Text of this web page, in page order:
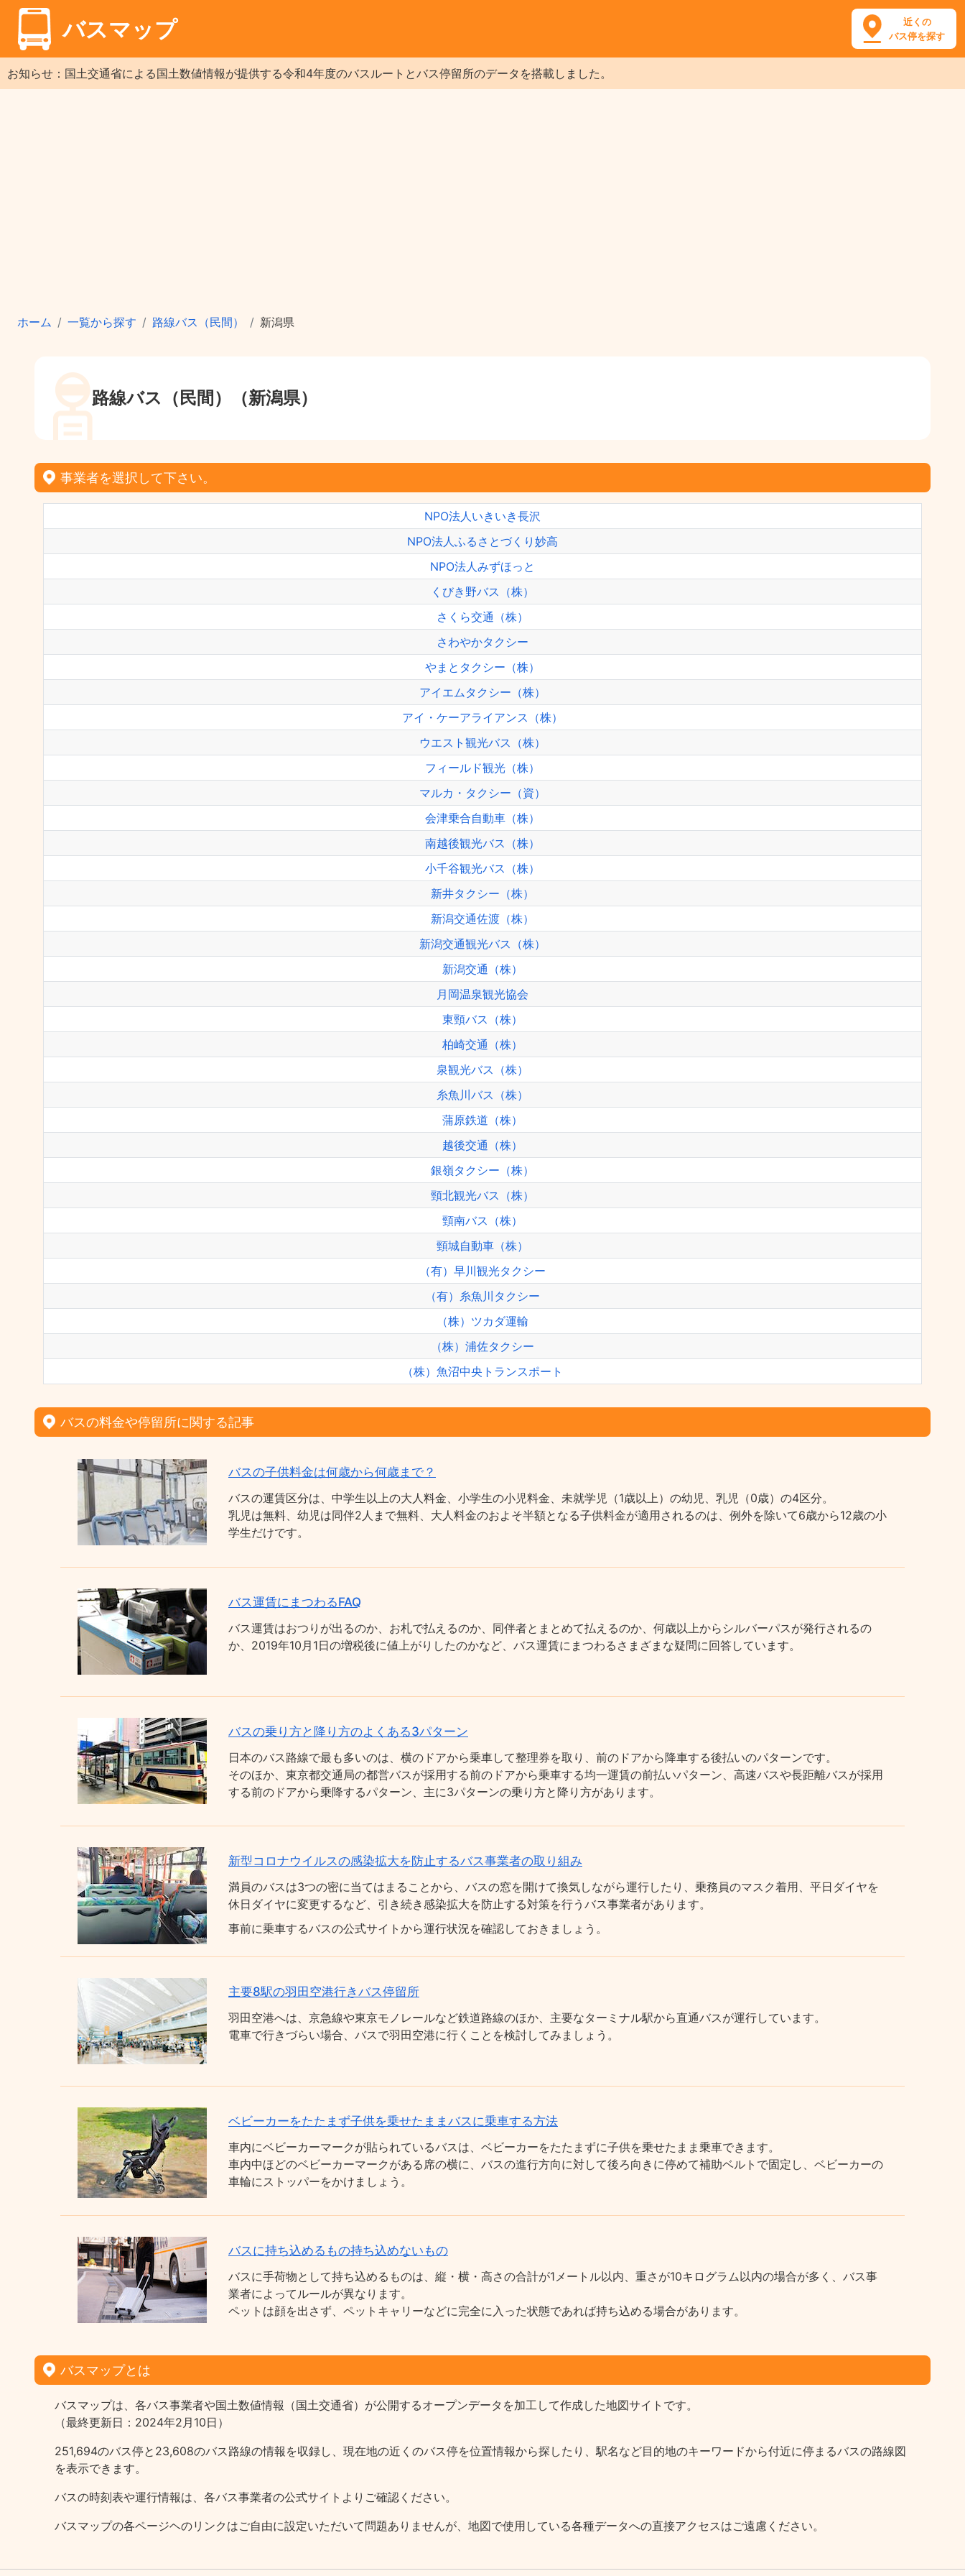
バスマップ
近くの
バス停を探す
お知らせ：国土交通省による国土数値情報が提供する令和4年度のバスルートとバス停留所のデータを搭載しました。
ホーム 一覧から探す 路線バス（民間） 新潟県
路線バス（民間）（新潟県）
事業者を選択して下さい。
NPO法人いきいき長沢
NPO法人ふるさとづくり妙高
NPO法人みずほっと
くびき野バス（株）
さくら交通（株）
さわやかタクシー
やまとタクシー（株）
アイエムタクシー（株）
アイ・ケーアライアンス（株）
ウエスト観光バス（株）
フィールド観光（株）
マルカ・タクシー（資）
会津乗合自動車（株）
南越後観光バス（株）
小千谷観光バス（株）
新井タクシー（株）
新潟交通佐渡（株）
新潟交通観光バス（株）
新潟交通（株）
月岡温泉観光協会
東頸バス（株）
柏崎交通（株）
泉観光バス（株）
糸魚川バス（株）
蒲原鉄道（株）
越後交通（株）
銀嶺タクシー（株）
頸北観光バス（株）
頸南バス（株）
頸城自動車（株）
（有）早川観光タクシー
（有）糸魚川タクシー
（株）ツカダ運輸
（株）浦佐タクシー
（株）魚沼中央トランスポート
バスの料金や停留所に関する記事
バスの子供料金は何歳から何歳まで？
バスの運賃区分は、中学生以上の大人料金、小学生の小児料金、未就学児（1歳以上）の幼児、乳児（0歳）の4区分。
乳児は無料、幼児は同伴2人まで無料、大人料金のおよそ半額となる子供料金が適用されるのは、例外を除いて6歳から12歳の小
学生だけです。
バス運賃にまつわるFAQ
バス運賃はおつりが出るのか、お札で払えるのか、同伴者とまとめて払えるのか、何歳以上からシルバーパスが発行されるの
か、2019年10月1日の増税後に値上がりしたのかなど、バス運賃にまつわるさまざまな疑問に回答しています。
バスの乗り方と降り方のよくある3パターン
日本のバス路線で最も多いのは、横のドアから乗車して整理券を取り、前のドアから降車する後払いのパターンです。
そのほか、東京都交通局の都営バスが採用する前のドアから乗車する均一運賃の前払いパターン、高速バスや長距離バスが採用
する前のドアから乗降するパターン、主に3パターンの乗り方と降り方があります。
新型コロナウイルスの感染拡大を防止するバス事業者の取り組み
満員のバスは3つの密に当てはまることから、バスの窓を開けて換気しながら運行したり、乗務員のマスク着用、平日ダイヤを
休日ダイヤに変更するなど、引き続き感染拡大を防止する対策を行うバス事業者があります。
事前に乗車するバスの公式サイトから運行状況を確認しておきましょう。
主要8駅の羽田空港行きバス停留所
羽田空港へは、京急線や東京モノレールなど鉄道路線のほか、主要なターミナル駅から直通バスが運行しています。
電車で行きづらい場合、バスで羽田空港に行くことを検討してみましょう。
ベビーカーをたたまず子供を乗せたままバスに乗車する方法
車内にベビーカーマークが貼られているバスは、ベビーカーをたたまずに子供を乗せたまま乗車できます。
車内中ほどのベビーカーマークがある席の横に、バスの進行方向に対して後ろ向きに停めて補助ベルトで固定し、ベビーカーの
車輪にストッパーをかけましょう。
バスに持ち込めるもの持ち込めないもの
バスに手荷物として持ち込めるものは、縦・横・高さの合計が1メートル以内、重さが10キログラム以内の場合が多く、バス事
業者によってルールが異なります。
ペットは顔を出さず、ペットキャリーなどに完全に入った状態であれば持ち込める場合があります。
バスマップとは
バスマップは、各バス事業者や国土数値情報（国土交通省）が公開するオープンデータを加工して作成した地図サイトです。
（最終更新日：2024年2月10日）
251,694のバス停と23,608のバス路線の情報を収録し、現在地の近くのバス停を位置情報から探したり、駅名など目的地のキーワードから付近に停まるバスの路線図
を表示できます。
バスの時刻表や運行情報は、各バス事業者の公式サイトよりご確認ください。
バスマップの各ページヘのリンクはご自由に設定いただいて問題ありませんが、地図で使用している各種データへの直接アクセスはご遠慮ください。